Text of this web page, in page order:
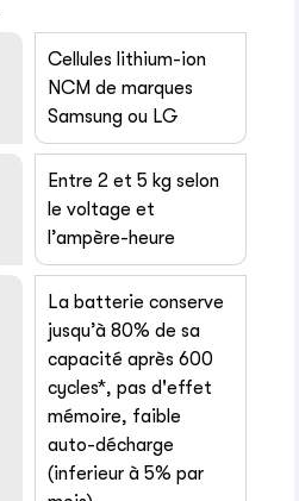
Cellules lithium-ion
NCM de marques
Samsung ou LG
Entre 2 et 5 kg selon
le voltage et
l’ampère-heure
La batterie conserve
jusqu’à 80% de sa
capacité après 600
cycles*, pas d'effet
mémoire, faible
auto-décharge
(inferieur à 5% par